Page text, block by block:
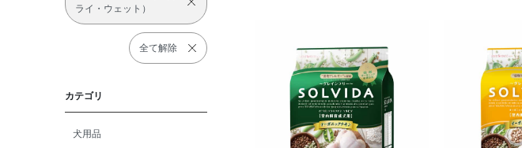
ライ・ウェット）
全て解除
カテゴリ
犬用品